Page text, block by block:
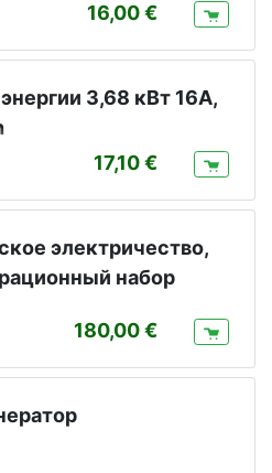
16,00
3,68 кВт 16A,
17,10
электричество,
набор
180,00